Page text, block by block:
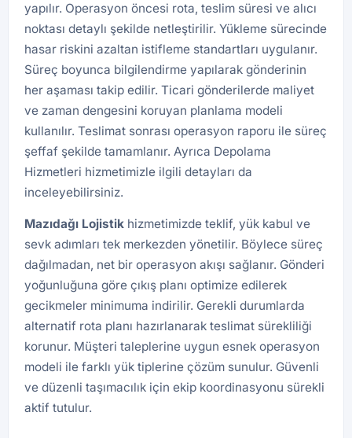
yapılır. Operasyon öncesi rota, teslim süresi ve alıcı
noktası detaylı şekilde netleştirilir. Yükleme sürecinde
hasar riskini azaltan istifleme standartları uygulanır.
Süreç boyunca bilgilendirme yapılarak gönderinin
her aşaması takip edilir. Ticari gönderilerde maliyet
ve zaman dengesini koruyan planlama modeli
kullanılır. Teslimat sonrası operasyon raporu ile süreç
şeffaf şekilde tamamlanır. Ayrıca Depolama
Hizmetleri hizmetimizle ilgili detayları da
inceleyebilirsiniz.
Mazıdağı Lojistik hizmetimizde teklif, yük kabul ve
sevk adımları tek merkezden yönetilir. Böylece süreç
dağılmadan, net bir operasyon akışı sağlanır. Gönderi
yoğunluğuna göre çıkış planı optimize edilerek
gecikmeler minimuma indirilir. Gerekli durumlarda
alternatif rota planı hazırlanarak teslimat sürekliliği
korunur. Müşteri taleplerine uygun esnek operasyon
modeli ile farklı yük tiplerine çözüm sunulur. Güvenli
ve düzenli taşımacılık için ekip koordinasyonu sürekli
aktif tutulur.